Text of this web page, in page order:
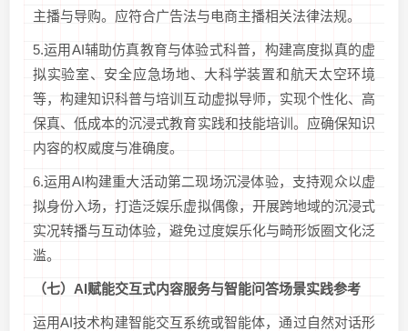
主播与导购。应符合广告法与电商主播相关法律法规。
5.运用AI辅助仿真教育与体验式科普，构建高度拟真的虚
拟实验室、安全应急场地、大科学装置和航天太空环境
等，构建知识科普与培训互动虚拟导师，实现个性化、高
保真、低成本的沉浸式教育实践和技能培训。应确保知识
内容的权威度与准确度。
6.运用AI构建重大活动第二现场沉浸体验，支持观众以虚
拟身份入场，打造泛娱乐虚拟偶像，开展跨地域的沉浸式
实况转播与互动体验，避免过度娱乐化与畸形饭圈文化泛
滥。
（七） AI赋能交互式内容服务与智能问答场景实践参考
运用AI技术构建智能交互系统或智能体，通过自然对话形